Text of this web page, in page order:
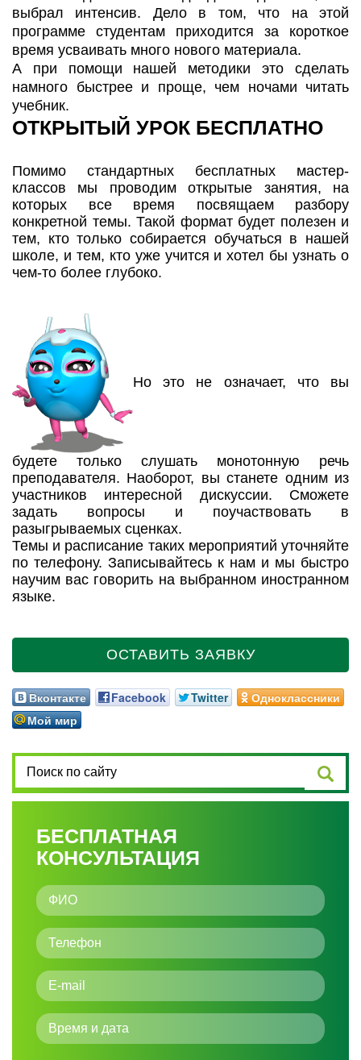
выбрал интенсив. Дело в том, что на этой
программе студентам приходится за короткое
время усваивать много нового материала.
А при помощи нашей методики это сделать
намного быстрее и проще, чем ночами читать
учебник.
ОТКРЫТЫЙ УРОК БЕСПЛАТНО
Помимо стандартных бесплатных мастер-
классов мы проводим открытые занятия, на
которых все время посвящаем разбору
конкретной темы. Такой формат будет полезен и
тем, кто только собирается обучаться в нашей
школе, и тем, кто уже учится и хотел бы узнать о
чем-то более глубоко.
Но это не означает, что вы
будете только слушать монотонную речь
преподавателя. Наоборот, вы станете одним из
участников интересной дискуссии. Сможете
задать вопросы и поучаствовать в
разыгрываемых сценках.
Темы и расписание таких мероприятий уточняйте
по телефону. Записывайтесь к нам и мы быстро
научим вас говорить на выбранном иностранном
языке.
ОСТАВИТЬ ЗАЯВКУ
Вконтакте Facebook Twitter
Одноклассники
Мой мир
БЕСПЛАТНАЯ
КОНСУЛЬТАЦИЯ